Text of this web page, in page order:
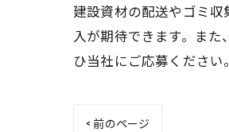
建設資材の配送やゴミ
入が期待できます。ま
ひ当社にご応募くださ
< 前のページ